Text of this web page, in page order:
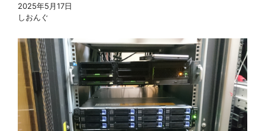
2025年5月17日
しおんぐ